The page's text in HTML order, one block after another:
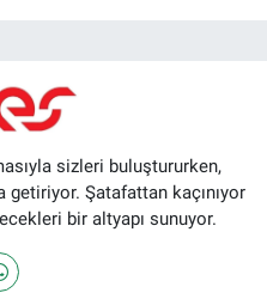
sizleri buluştururken,
Şatafattan kaçınıyor
bir altyapı sunuyor.